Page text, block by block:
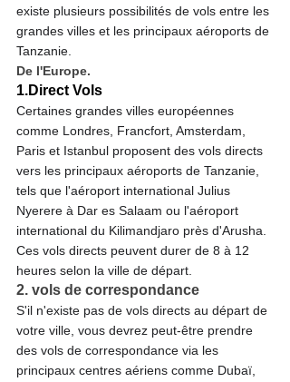
existe plusieurs possibilités de vols entre les
grandes villes et les principaux aéroports de
Tanzanie.
De l'Europe.
1.Direct Vols
Certaines grandes villes européennes
comme Londres, Francfort, Amsterdam,
Paris et Istanbul proposent des vols directs
vers les principaux aéroports de Tanzanie,
tels que l'aéroport international Julius
Nyerere à Dar es Salaam ou l'aéroport
international du Kilimandjaro près d'Arusha.
Ces vols directs peuvent durer de 8 à 12
heures selon la ville de départ.
2. vols de correspondance
S'il n'existe pas de vols directs au départ de
votre ville, vous devrez peut-être prendre
des vols de correspondance via les
principaux centres aériens comme Dubaï,